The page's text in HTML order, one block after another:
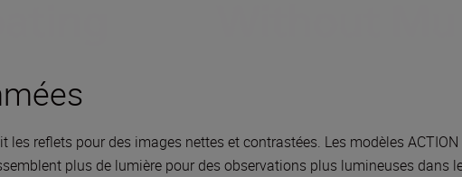
reflets pour des images nettes et contrastées. Les modèles
plus de lumière pour des observations plus lumineuses dans